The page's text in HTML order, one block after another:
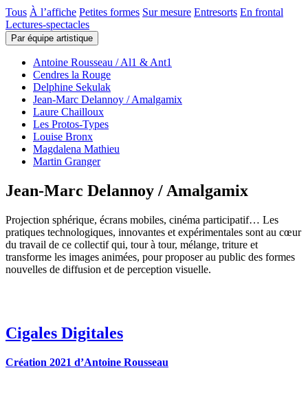
Tous À l’affiche Petites formes Sur mesure Entresorts En frontal
Lectures-spectacles
Par équipe artistique
Antoine Rousseau / Al1 & Ant1
Cendres la Rouge
Delphine Sekulak
Jean-Marc Delannoy / Amalgamix
Laure Chailloux
Les Protos-Types
Louise Bronx
Magdalena Mathieu
Martin Granger
Jean-Marc Delannoy / Amalgamix
Projection sphérique, écrans mobiles, cinéma participatif… Les
pratiques technologiques, innovantes et expérimentales sont au cœur
du travail de ce collectif qui, tour à tour, mélange, triture et
transforme les images animées, pour proposer au public des formes
nouvelles de diffusion et de perception visuelle.
Cigales Digitales
Création 2021 d’Antoine Rousseau